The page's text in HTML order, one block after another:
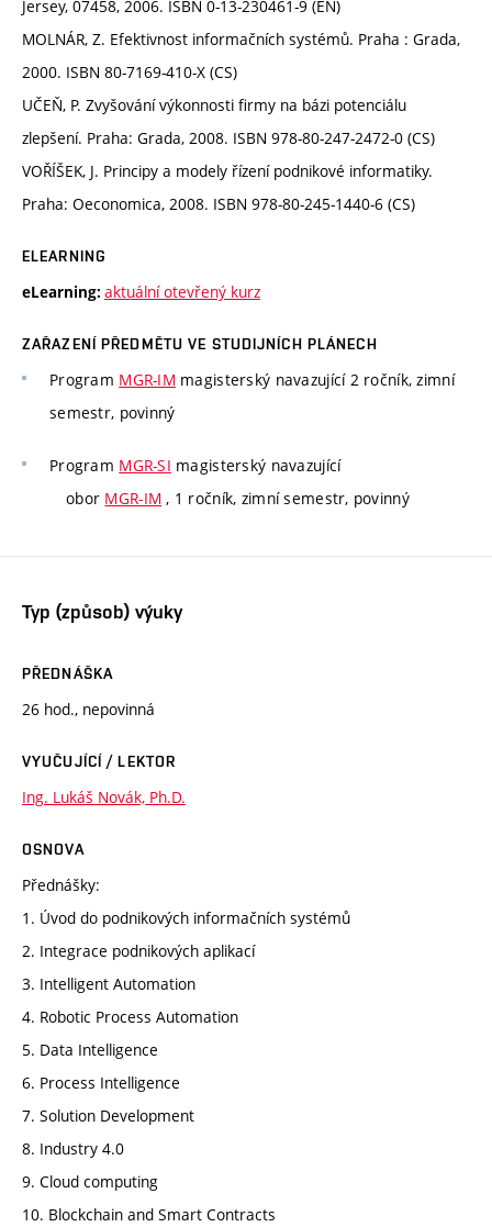
Jersey, 07458, 2006. ISBN 0-13-230461-9 (EN)
MOLNÁR, Z. Efektivnost informačních systémů. Praha : Grada,
2000. ISBN 80-7169-410-X (CS)
UČEŇ, P. Zvyšování výkonnosti firmy na bázi potenciálu
zlepšení. Praha: Grada, 2008. ISBN 978-80-247-2472-0 (CS)
VOŘÍŠEK, J. Principy a modely řízení podnikové informatiky.
Praha: Oeconomica, 2008. ISBN 978-80-245-1440-6 (CS)
ELEARNING
eLearning: aktuální otevřený kurz
ZAŘAZENÍ PŘEDMĚTU VE STUDIJNÍCH PLÁNECH
Program MGR-IM magisterský navazující 2 ročník, zimní
semestr, povinný
Program MGR-SI magisterský navazující
obor MGR-IM , 1 ročník, zimní semestr, povinný
Typ (způsob) výuky
PŘEDNÁŠKA
26 hod., nepovinná
VYUČUJÍCÍ / LEKTOR
Ing. Lukáš Novák, Ph.D.
OSNOVA
Přednášky:
1. Úvod do podnikových informačních systémů
2. Integrace podnikových aplikací
3. Intelligent Automation
4. Robotic Process Automation
5. Data Intelligence
6. Process Intelligence
7. Solution Development
8. Industry 4.0
9. Cloud computing
10. Blockchain and Smart Contracts